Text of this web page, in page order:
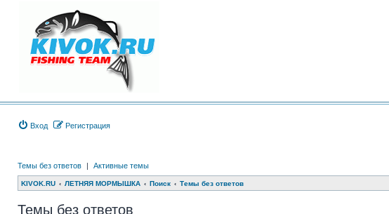
Вход Регистрация
Темы без ответов | Активные темы
KIVOK.RU ЛЕТНЯЯ МОРМЫШКА Поиск Темы без ответов
Темы без ответов